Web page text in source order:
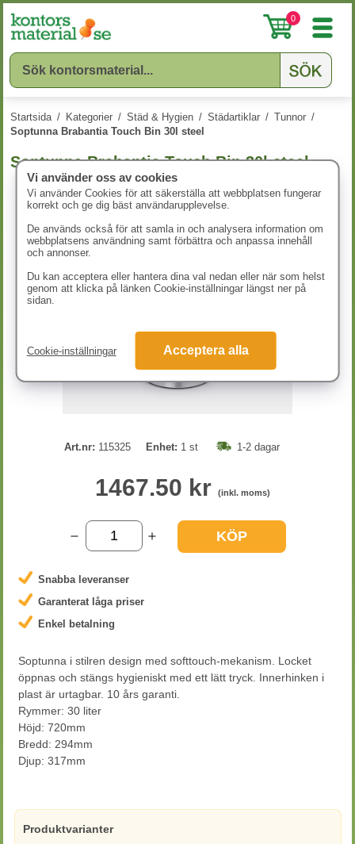
0
Startsida / Kategorier / Städ & Hygien / Städartiklar / Tunnor /
Soptunna Brabantia Touch Bin 30l steel
Soptunna Brabantia Touch Bin 30l steel
Art.nr: 115325 Enhet: 1 st 1-2 dagar
1467.50 kr (inkl. moms)
KÖP
Snabba leveranser
Garanterat låga priser
Enkel betalning
Soptunna i stilren design med softtouch-mekanism. Locket
öppnas och stängs hygieniskt med ett lätt tryck. Innerhinken i
plast är urtagbar. 10 års garanti.
Rymmer: 30 liter
Höjd: 720mm
Bredd: 294mm
Djup: 317mm
Produktvarianter
Vi använder oss av cookies
Vi använder Cookies för att säkerställa att webbplatsen fungerar
korrekt och ge dig bäst användarupplevelse.
De används också för att samla in och analysera information om
webbplatsens användning samt förbättra och anpassa innehåll
och annonser.
Du kan acceptera eller hantera dina val nedan eller när som helst
genom att klicka på länken Cookie-inställningar längst ner på
sidan.
Cookie-inställningar Acceptera alla